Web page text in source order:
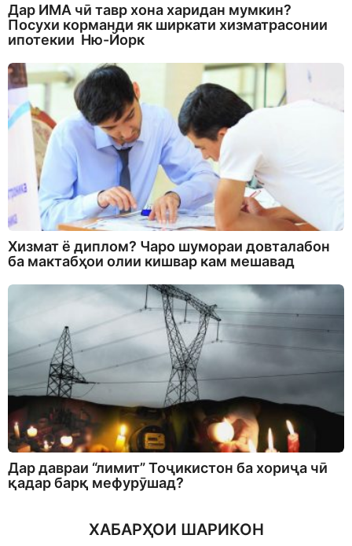
Дар ИМА чӣ тавр хона харидан мумкин?
Посухи корманди як ширкати хизматрасонии
ипотекии Ню-Йорк
Хизмат ё диплом? Чаро шумораи довталабон
ба мактабҳои олии кишвар кам мешавад
Дар давраи “лимит” Тоҷикистон ба хориҷа чӣ
қадар барқ мефурӯшад?
ХАБАРҲОИ ШАРИКОН